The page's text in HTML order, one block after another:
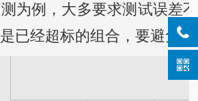
为例，大多要求测试误差
已经超标的组合，要避免